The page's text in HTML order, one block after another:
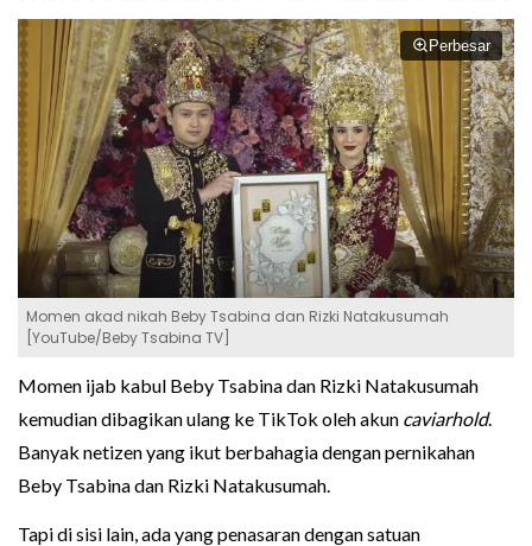
Perbesar
Momen akad nikah Beby Tsabina dan Rizki Natakusumah
[YouTube/Beby Tsabina TV]
Momen ijab kabul Beby Tsabina dan Rizki Natakusumah
kemudian dibagikan ulang ke TikTok oleh akun caviarhold.
Banyak netizen yang ikut berbahagia dengan pernikahan
Beby Tsabina dan Rizki Natakusumah.
Tapi di sisi lain, ada yang penasaran dengan satuan